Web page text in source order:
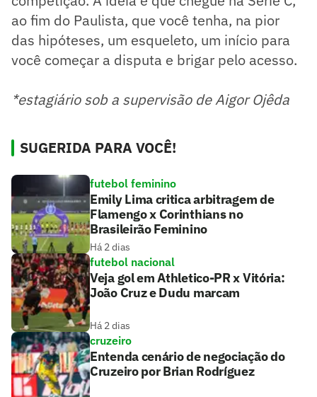
ao fim do Paulista, que você tenha, na pior
das hipóteses, um esqueleto, um início para
você começar a disputa e brigar pelo acesso.
*estagiário sob a supervisão de Aigor Ojêda
SUGERIDA PARA VOCÊ!
futebol feminino
Emily Lima critica arbitragem de
Flamengo x Corinthians no
Brasileirão Feminino
Há 2 dias
futebol nacional
Veja gol em Athletico-PR x Vitória:
João Cruz e Dudu marcam
Há 2 dias
cruzeiro
Entenda cenário de negociação do
Cruzeiro por Brian Rodríguez